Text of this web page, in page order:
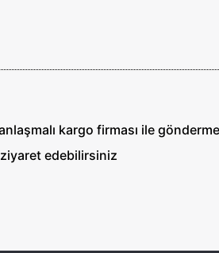
kargo firması ile
ziyaret edebilirsiniz